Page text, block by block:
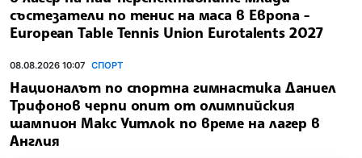
състезатели по тенис на маса в Европа -
European Table Tennis Union Eurotalents 2027
08.08.2026 10:07 СПОРТ
Националът по спортна гимнастика Даниел
Трифонов черпи опит от олимпийския
шампион Макс Уитлок по време на лагер в
Англия